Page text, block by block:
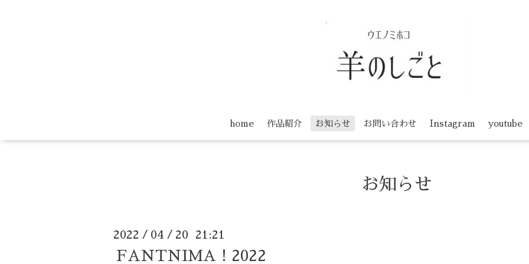
home 作品紹介 お知らせ お問い合わせ Instagram youtube
お知らせ
2022 / 04 / 20 21:21
FANTNIMA！2022